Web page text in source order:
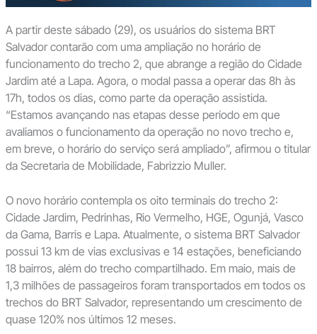
A partir deste sábado (29), os usuários do sistema BRT
Salvador contarão com uma ampliação no horário de
funcionamento do trecho 2, que abrange a região do Cidade
Jardim até a Lapa. Agora, o modal passa a operar das 8h às
17h, todos os dias, como parte da operação assistida.
“Estamos avançando nas etapas desse período em que
avaliamos o funcionamento da operação no novo trecho e,
em breve, o horário do serviço será ampliado”, afirmou o titular
da Secretaria de Mobilidade, Fabrizzio Muller.
O novo horário contempla os oito terminais do trecho 2:
Cidade Jardim, Pedrinhas, Rio Vermelho, HGE, Ogunjá, Vasco
da Gama, Barris e Lapa. Atualmente, o sistema BRT Salvador
possui 13 km de vias exclusivas e 14 estações, beneficiando
18 bairros, além do trecho compartilhado. Em maio, mais de
1,3 milhões de passageiros foram transportados em todos os
trechos do BRT Salvador, representando um crescimento de
quase 120% nos últimos 12 meses.